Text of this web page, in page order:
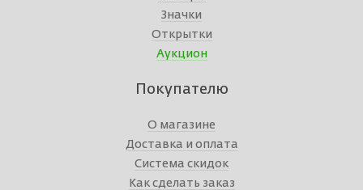
Значки
Открытки
Аукцион
Покупателю
О магазине
Доставка и оплата
Система скидок
Как сделать заказ